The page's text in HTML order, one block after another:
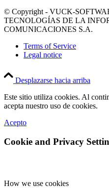
© Copyright - VUCK-
TECNOLOGÍAS DE LA
COMUNICACIONES S.A.
Terms of Service
Legal notice
Desplazarse hacia arriba
Este sitio utiliza cookies. Al
acepta nuestro uso de cookies.
Acepto
Cookie and Privacy
How we use cookies